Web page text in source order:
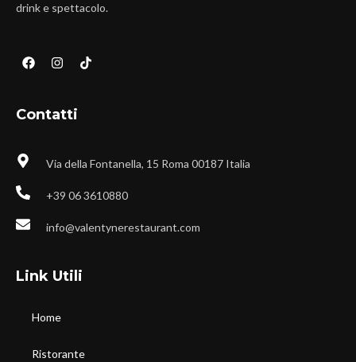
drink e spettacolo.
Contatti
Via della Fontanella, 15 Roma 00187 Italia
+39 06 3610880
info@valentynerestaurant.com
Link Utili
Home
Ristorante